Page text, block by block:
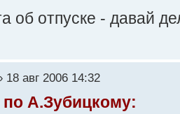
об отпуске - давай
18 авг 2006 14:32
А.Зубицкому: